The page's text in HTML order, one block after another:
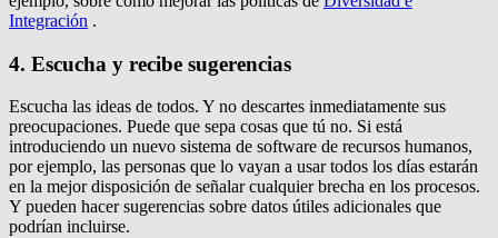
Integración .
4. Escucha y recibe sugerencias
Escucha las ideas de todos. Y no descartes inmediatamente sus
preocupaciones. Puede que sepa cosas que tú no. Si está
introduciendo un nuevo sistema de software de recursos humanos,
por ejemplo, las personas que lo vayan a usar todos los días estarán
en la mejor disposición de señalar cualquier brecha en los procesos.
Y pueden hacer sugerencias sobre datos útiles adicionales que
podrían incluirse.